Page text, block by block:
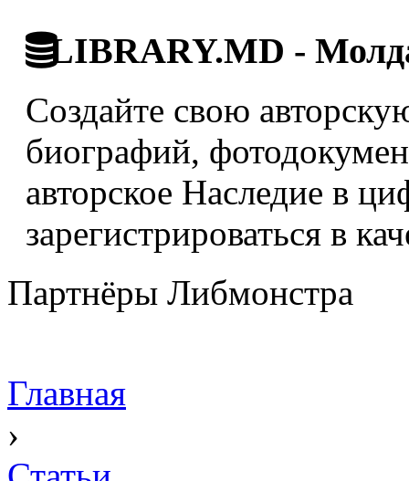
LIBRARY.MD -
Создайте свою
биографий,
авторское Наследие в
зарегистрироваться в
Партнёры Либмонстра
Главная
›